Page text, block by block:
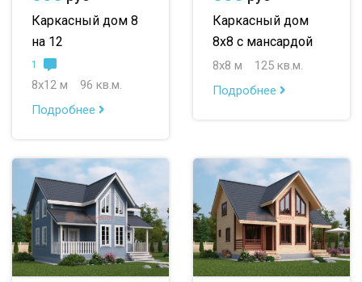
Каркасный дом 8
на 12
1
8х12 м
96 кв.м.
Подробнее
Каркасный дом
8х8 с мансардой
8х8 м
125 кв.м.
Подробнее